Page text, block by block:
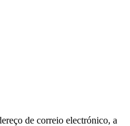
de correio electrónico, a